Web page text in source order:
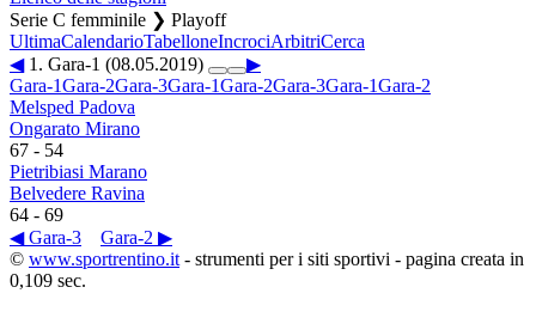
Serie C femminile ❯ Playoff
UltimaCalendarioTabelloneIncrociArbitriCerca
◀1. Gara-1 (08.05.2019)
▶
Gara-1Gara-2Gara-3Gara-1Gara-2Gara-3Gara-1Gara-2
Melsped Padova
Ongarato Mirano
67 - 54
Pietribiasi Marano
Belvedere Ravina
64 - 69
◀ Gara-3
Gara-2 ▶
© www.sportrentino.it - strumenti per i siti sportivi - pagina creata in
0,109 sec.